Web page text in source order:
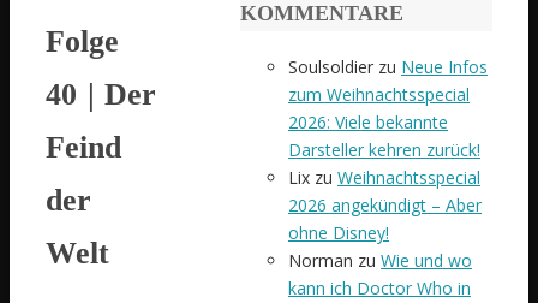
Folge
40 | Der
Feind
der
Welt
KOMMENTARE
Soulsoldier zu Neue Infos
zum Weihnachtsspecial
2026: Viele bekannte
Darsteller kehren zurück!
Lix zu Weihnachtsspecial
2026 angekündigt – Aber
ohne Disney!
Norman zu Wie und wo
kann ich Doctor Who in